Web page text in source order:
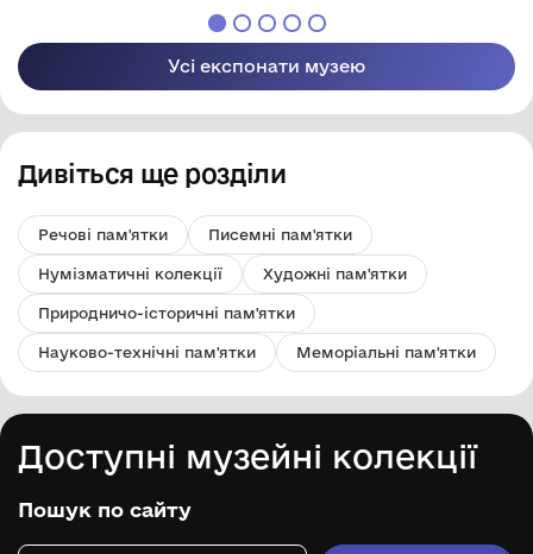
Усі експонати музею
Дивіться ще розділи
Речові пам'ятки Писемні пам'ятки
Нумізматичні колекції Художні пам'ятки
Природничо-історичні пам'ятки
Науково-технічні пам'ятки Меморіальні пам'ятки
Доступні музейні колекції
Пошук по сайту